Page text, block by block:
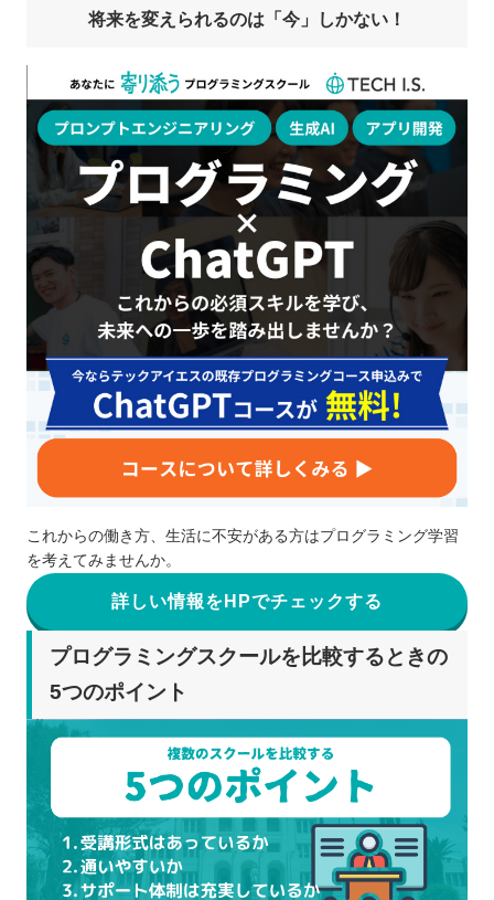
将来を変えられるのは「今」しかない！
これからの働き方、生活に不安がある方はプログラミング学習
を考えてみませんか。
詳しい情報をHPでチェックする
プログラミングスクールを比較するときの
5つのポイント